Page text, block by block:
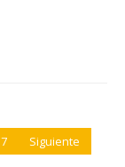
7
Siguiente